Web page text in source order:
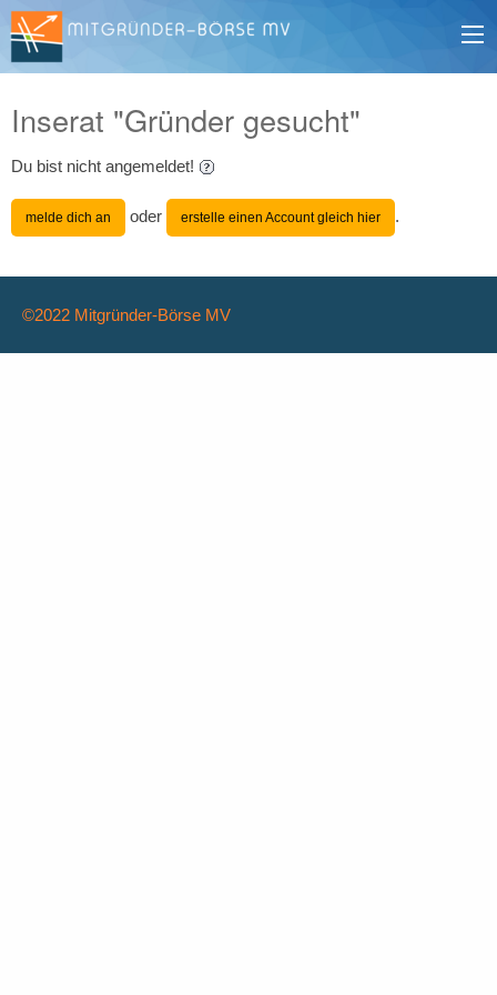
Inserat "Gründer gesucht"
Du bist nicht angemeldet!
melde dich an oder erstelle einen Account gleich hier .
©2022 Mitgründer-Börse MV